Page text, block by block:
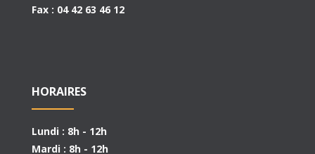
Fax : 04 42 63 46 12
HORAIRES
Lundi : 8h - 12h
Mardi : 8h - 12h